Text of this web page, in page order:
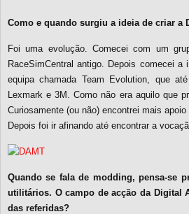
Como e quando surgiu a ideia de criar a
Foi uma evolução. Comecei com um
RaceSimCentral antigo. Depois comecei
equipa chamada Team Evolution, que
Lexmark e 3M. Como não era aquilo que
Curiosamente (ou não) encontrei mais
Depois foi ir afinando até encontrar a
Quando se fala de modding, pensa-se
utilitários. O campo de acção da Digital
das referidas?